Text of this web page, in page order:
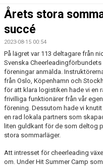
VÅRA LAG OCH TRÄNARE
LÄNKAR
Årets stora
succé
2023-08-15 00:54
På lägret var 113 deltagare från
Svenska Cheerleadingförbundets
föreningar anmälda.
från Oslo, Köpenhamn och
för att klara logistiken hade vi en
frivilliga funktionärer från vår egen
förening. Dessutom hade vi
en rad lokala partners som
liten guldkant för de som deltog
stora sommarläger.
Att intresset för cheerleading
om. Under Hit Summer Camp